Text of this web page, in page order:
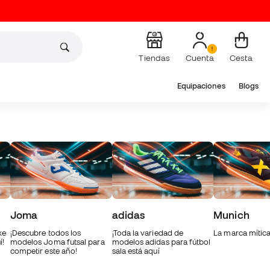
Tiendas Cuenta Cesta
Equipaciones Blogs
Joma
¡Descubre todos los
modelos Joma futsal para
competir este año!
adidas
¡Toda la variedad de
modelos adidas para fútbol
sala está aquí
Munich
La marca